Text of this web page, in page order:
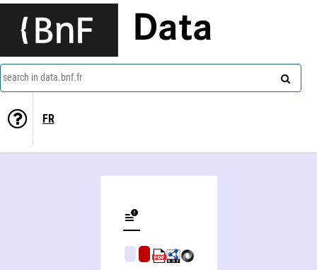
Data
search in data.bnf.fr
FR